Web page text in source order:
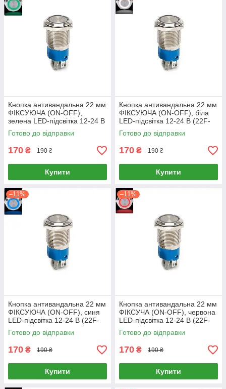
Кнопка антивандальна 22 мм
ФІКСУЮЧА (ON-OFF),
зелена LED-підсвітка 12-24 В
(22F-11EZ)
Готово до відправки
170 ₴ 190 ₴
Купити
Кнопка антивандальна 22 мм
ФІКСУЮЧА (ON-OFF), біла
LED-підсвітка 12-24 В (22F-
11EZ)
Готово до відправки
170 ₴ 190 ₴
Купити
–11%
Кнопка антивандальна 22 мм
ФІКСУЮЧА (ON-OFF), синя
LED-підсвітка 12-24 В (22F-
11EZ)
Готово до відправки
170 ₴ 190 ₴
Купити
–11%
Кнопка антивандальна 22 мм
ФІКСУЧА (ON-OFF), червона
LED-підсвітка 12-24 В (22F-
11EZ)
Готово до відправки
170 ₴ 190 ₴
Купити